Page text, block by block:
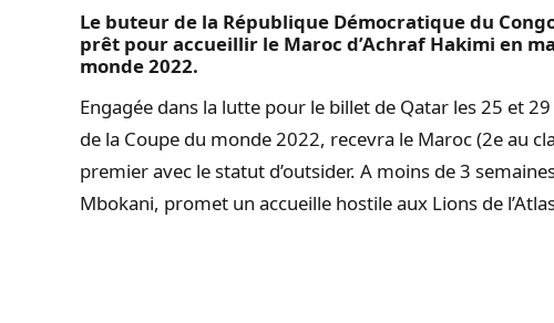
Le buteur de la République Démocratique du
prêt pour accueillir le Maroc d’Achraf Hakimi en
monde 2022.
Engagée dans la lutte pour le billet de Qatar les 25 et
de la Coupe du monde 2022, recevra le Maroc (2e au
premier avec le statut d’outsider. A moins de 3
Mbokani, promet un accueille hostile aux Lions de